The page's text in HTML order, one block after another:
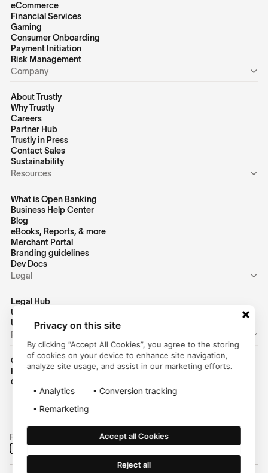
eCommerce
Financial Services
Gaming
Consumer Onboarding
Payment Initiation
Risk Management
Company
About Trustly
Why Trustly
Careers
Partner Hub
Trustly in Press
Contact Sales
Sustainability
Resources
What is Open Banking
Business Help Center
Blog
eBooks, Reports, & more
Merchant Portal
Branding guidelines
Dev Docs
Legal
Legal Hub
US Privacy Policy
US Terms of Use
Personal
Consumer Homepage
Help Center
Customer Login
Follow us on social media:
Privacy on this site
By clicking “Accept All Cookies”, you agree to the storing
of cookies on your device to enhance site navigation,
analyze site usage, and assist in our marketing efforts.
Analytics
Conversion tracking
Remarketing
Accept all Cookies
Reject all